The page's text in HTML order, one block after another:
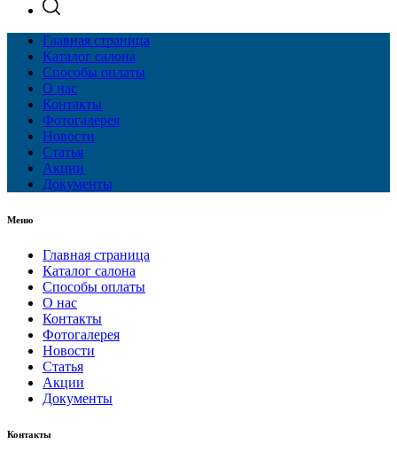
Главная страница
Каталог салона
Способы оплаты
О нас
Контакты
Фотогалерея
Новости
Статья
Акции
Документы
Меню
Главная страница
Каталог салона
Способы оплаты
О нас
Контакты
Фотогалерея
Новости
Статья
Акции
Документы
Контакты